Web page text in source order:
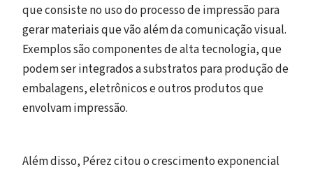
que consiste no uso do processo de impressão para
gerar materiais que vão além da comunicação visual.
Exemplos são componentes de alta tecnologia, que
podem ser integrados a substratos para produção de
embalagens, eletrônicos e outros produtos que
envolvam impressão.
Além disso, Pérez citou o crescimento exponencial